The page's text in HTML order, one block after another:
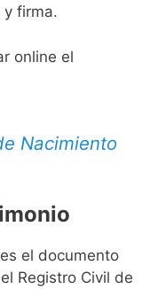
y firma.
online el
Nacimiento
el documento
Registro Civil de